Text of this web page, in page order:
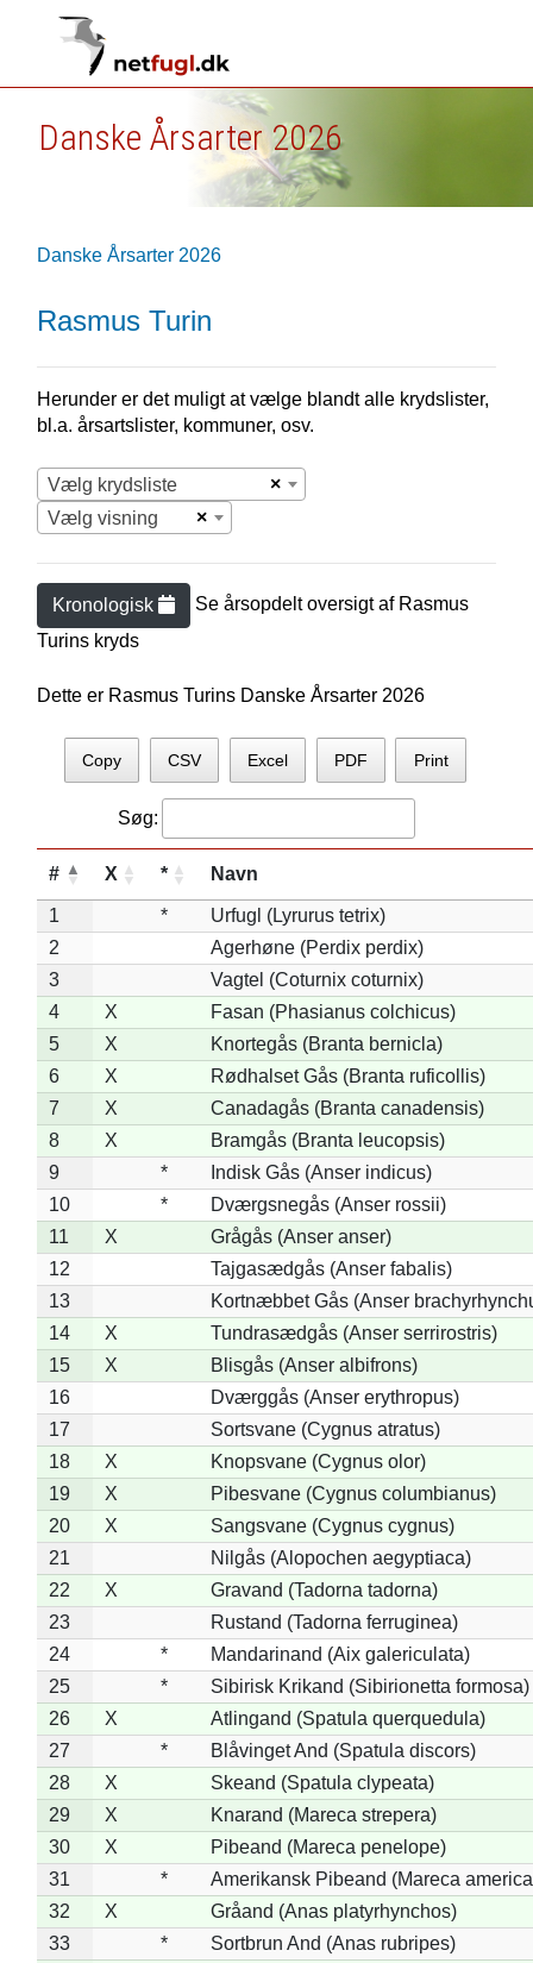
Danske Årsarter 2026
Danske Årsarter 2026
Rasmus Turin
Herunder er det muligt at vælge blandt alle krydslister,
bl.a. årsartslister, kommuner, osv.
×
Vælg krydsliste
×
Vælg visning
Kronologisk Se årsopdelt oversigt af Rasmus
Turins kryds
Dette er Rasmus Turins Danske Årsarter 2026
Copy CSV Excel PDF Print
Søg:
# X * Navn
1 *
Urfugl (Lyrurus tetrix)
2
Agerhøne (Perdix perdix)
3
Vagtel (Coturnix coturnix)
4
X
Fasan (Phasianus colchicus)
5
X
Knortegås (Branta bernicla)
6
X
Rødhalset Gås (Branta ruficollis)
7
X
Canadagås (Branta canadensis)
8
X
Bramgås (Branta leucopsis)
9
*
Indisk Gås (Anser indicus)
10
*
Dværgsnegås (Anser rossii)
11
X
Grågås (Anser anser)
12
Tajgasædgås (Anser fabalis)
13
Kortnæbbet Gås (Anser
14
X
Tundrasædgås (Anser serrirostris)
15
X
Blisgås (Anser albifrons)
16
Dværggås (Anser erythropus)
17
Sortsvane (Cygnus atratus)
18
X
Knopsvane (Cygnus olor)
19
X
Pibesvane (Cygnus columbianus)
20
X
Sangsvane (Cygnus cygnus)
21
Nilgås (Alopochen aegyptiaca)
22
X
Gravand (Tadorna tadorna)
23
Rustand (Tadorna ferruginea)
24
*
Mandarinand (Aix galericulata)
25
*
Sibirisk Krikand (Sibirionetta formosa)
26
X
Atlingand (Spatula querquedula)
27
*
Blåvinget And (Spatula discors)
28
X
Skeand (Spatula clypeata)
29
X
Knarand (Mareca strepera)
30
X
Pibeand (Mareca penelope)
31
*
Amerikansk Pibeand (Mareca
32
X
Gråand (Anas platyrhynchos)
33
*
Sortbrun And (Anas rubripes)